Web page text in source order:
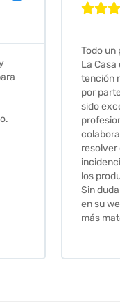
La
ha

muy
sus